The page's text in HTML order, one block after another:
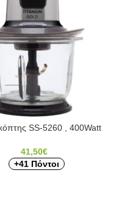
SS-5260 , 400Watt
41,50€
+41 Πόντοι